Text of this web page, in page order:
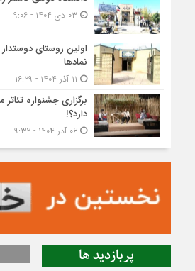
اولین روستای
نمادها
برگزاری جشنواره
دارد؟!
۰۶ آذر ۱۴۰۴ - ۹:۳۲
پربازدید ها